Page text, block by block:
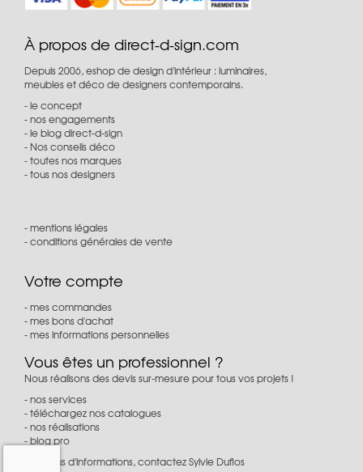
À propos de direct-d-sign.com
Depuis 2006, eshop de design d'intérieur : luminaires,
meubles et déco de designers contemporains.
le concept
nos engagements
le blog direct-d-sign
Nos conseils déco
toutes nos marques
tous nos designers
mentions légales
conditions générales de vente
Votre compte
mes commandes
mes bons d'achat
mes informations personnelles
Vous êtes un professionnel ?
Nous réalisons des devis sur-mesure pour tous vos projets !
nos services
téléchargez nos catalogues
nos réalisations
blog pro
Pour plus d'informations, contactez Sylvie Duflos